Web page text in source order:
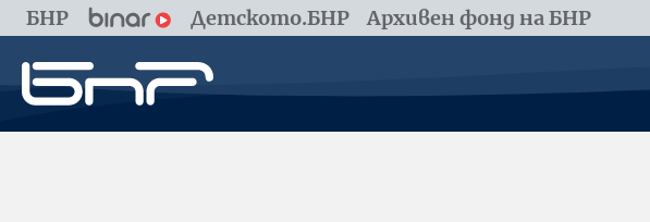
БНР Детското.БНР Архивен фонд на БНР